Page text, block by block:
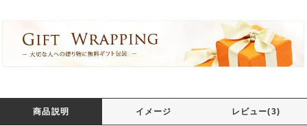
商品説明 イメージ レビュー(3)